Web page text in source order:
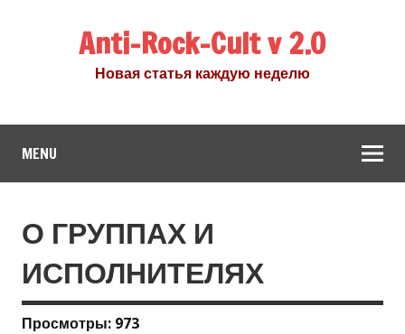
Anti-Rock-Cult v 2.0
Новая статья каждую неделю
MENU
О ГРУППАХ И
ИСПОЛНИТЕЛЯХ
Просмотры: 973